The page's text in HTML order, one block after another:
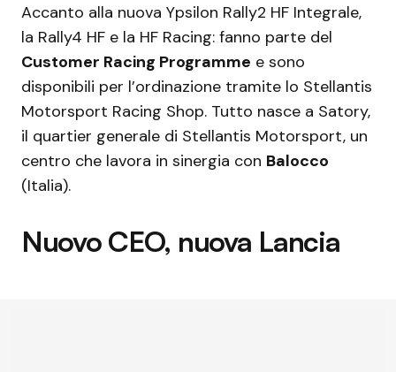
Accanto alla nuova Ypsilon Rally2 HF Integrale,
la Rally4 HF e la HF Racing: fanno parte del
Customer Racing Programme e sono
disponibili per l’ordinazione tramite lo Stellantis
Motorsport Racing Shop. Tutto nasce a Satory,
il quartier generale di Stellantis Motorsport, un
centro che lavora in sinergia con Balocco
(Italia).
Nuovo CEO, nuova Lancia